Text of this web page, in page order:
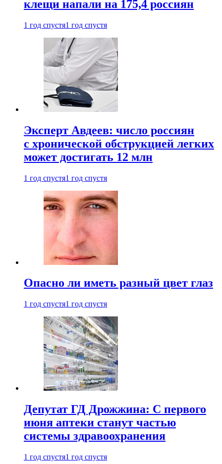
клещи напали на 175,4 россиян
1 год спустя1 год спустя
Эксперт Авдеев: число россиян
с хронической обструкцией легких
может достигать 12 млн
1 год спустя1 год спустя
Опасно ли иметь разный цвет глаз
1 год спустя1 год спустя
Депутат ГД Дрожжина: С первого
июня аптеки станут частью
системы здравоохранения
1 год спустя1 год спустя